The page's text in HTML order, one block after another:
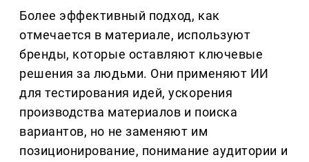
Более эффективный подход, как
отмечается в материале, используют
бренды, которые оставляют ключевые
решения за людьми. Они применяют ИИ
для тестирования идей, ускорения
производства материалов и поиска
вариантов, но не заменяют им
позиционирование, понимание аудитории и